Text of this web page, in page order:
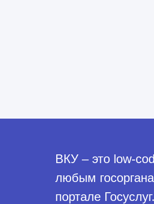
ВКУ – это low-
любым
портале